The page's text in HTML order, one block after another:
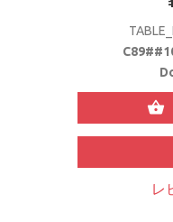
レ